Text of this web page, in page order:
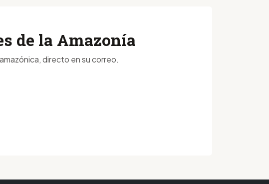
de la Amazonía
directo en su correo.